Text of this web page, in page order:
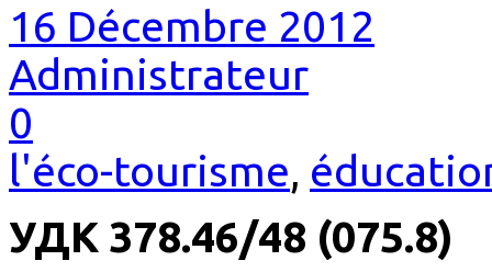
16 Décembre 2012
Administrateur
0
l'éco-tourisme,
УДК 378.46/48 (075.8)